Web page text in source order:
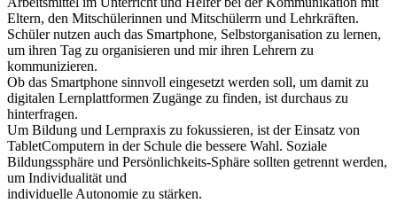
Eltern, den Mitschülerinnen und Mitschülerrn und Lehrkräften.
Schüler nutzen auch das Smartphone, Selbstorganisation zu lernen,
um ihren Tag zu organisieren und mir ihren Lehrern zu
kommunizieren.
Ob das Smartphone sinnvoll eingesetzt werden soll, um damit zu
digitalen Lernplattformen Zugänge zu finden, ist durchaus zu
hinterfragen.
Um Bildung und Lernpraxis zu fokussieren, ist der Einsatz von
TabletComputern in der Schule die bessere Wahl. Soziale
Bildungssphäre und Persönlichkeits-Sphäre sollten getrennt werden,
um Individualität und
individuelle Autonomie zu stärken.